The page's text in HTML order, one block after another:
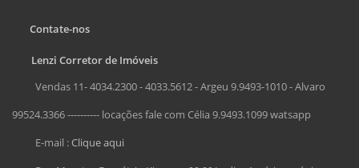
Contate-nos
Lenzi Corretor de Imóveis
Vendas 11- 4034.2300 - 4033.5612 - Argeu 9.9493-1010 - Alvaro
99524.3366 ---------- locações fale com Célia 9.9493.1099 watsapp
E-mail :Clique aqui